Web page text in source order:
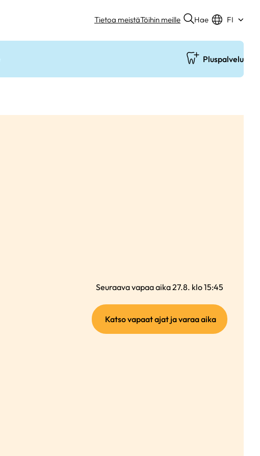
Pluspalvelu
Tietoa meistäTöihin meille Hae FI
Seuraava vapaa aika 27.8. klo 15:45
Katso vapaat ajat ja varaa aika(ulkoinen
linkki)